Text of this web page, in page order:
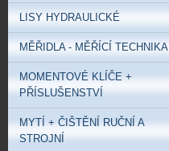
LISY HYDRAULICKÉ
MĚŘIDLA - MĚŘÍCÍ TECHNIKA
MOMENTOVÉ KLÍČE +
PŘÍSLUŠENSTVÍ
MYTÍ + ČIŠTĚNÍ RUČNÍ A
STROJNÍ